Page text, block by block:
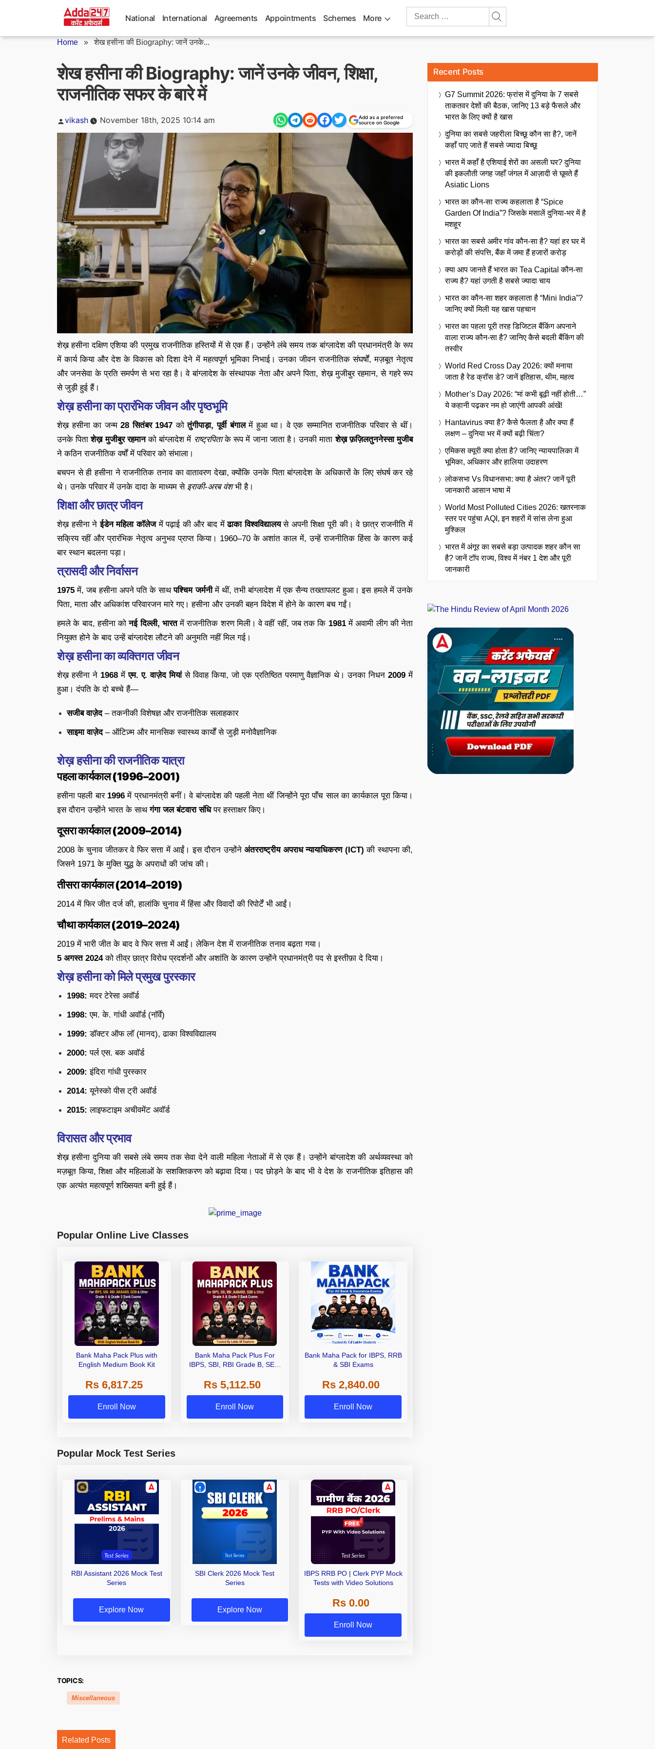
National International Agreements Appointments Schemes More
Search
Home »शेख हसीना की Biography: जानें उनके...
शेख हसीना की Biography: जानें उनके जीवन, शिक्षा,
राजनीतिक सफर के बारे में
Posted
vikash November 18th, 2025 10:14 am
Add as a preferred
source on Google
शेख़ हसीना दक्षिण एशिया की प्रमुख राजनीतिक हस्तियों में से एक हैं। उन्होंने लंबे समय तक बांग्लादेश की प्रधानमंत्री के रूप
में कार्य किया और देश के विकास को दिशा देने में महत्वपूर्ण भूमिका निभाई। उनका जीवन राजनीतिक संघर्षों, मज़बूत नेतृत्व
और जनसेवा के प्रति समर्पण से भरा रहा है। वे बांग्लादेश के संस्थापक नेता और अपने पिता, शेख़ मुजीबुर रहमान, से गहरे रूप
से जुड़ी हुई हैं।
शेख़ हसीना का प्रारंभिक जीवन और पृष्ठभूमि
शेख़ हसीना का जन्म28 सितंबर 1947 कोतुंगीपाड़ा, पूर्वी बंगालमें हुआ था। वे एक सम्मानित राजनीतिक परिवार से थीं।
उनके पिताशेख़ मुजीबुर रहमानको बांग्लादेश में राष्ट्रपिताके रूप में जाना जाता है। उनकी माताशेख़ फ़ज़िलतुननेस्सा मुजीब
ने कठिन राजनीतिक वर्षों में परिवार को संभाला।
बचपन से ही हसीना ने राजनीतिक तनाव का वातावरण देखा, क्योंकि उनके पिता बांग्लादेश के अधिकारों के लिए संघर्ष कर रहे
थे। उनके परिवार में उनके दादा के माध्यम से इराकी-अरब वंशभी है।
शिक्षा और छात्र जीवन
शेख़ हसीना नेईडेन महिला कॉलेजमें पढ़ाई की और बाद मेंढाका विश्वविद्यालयसे अपनी शिक्षा पूरी की। वे छात्र राजनीति में
सक्रिय रहीं और प्रारंभिक नेतृत्व अनुभव प्राप्त किया। 1960–70 के अशांत काल में, उन्हें राजनीतिक हिंसा के कारण कई
बार स्थान बदलना पड़ा।
त्रासदी और निर्वासन
1975 में, जब हसीना अपने पति के साथपश्चिम जर्मनीमें थीं, तभी बांग्लादेश में एक सैन्य तख्तापलट हुआ। इस हमले में उनके
पिता, माता और अधिकांश परिवारजन मारे गए। हसीना और उनकी बहन विदेश में होने के कारण बच गईं।
हमले के बाद, हसीना कोनई दिल्ली, भारतमें राजनीतिक शरण मिली। वे वहीं रहीं, जब तक कि 1981में अवामी लीग की नेता
नियुक्त होने के बाद उन्हें बांग्लादेश लौटने की अनुमति नहीं मिल गई।
शेख़ हसीना का व्यक्तिगत जीवन
शेख़ हसीना ने 1968 मेंएम. ए. वाज़ेद मियांसे विवाह किया, जो एक प्रतिष्ठित परमाणु वैज्ञानिक थे। उनका निधन 2009 में
हुआ। दंपति के दो बच्चे हैं—
सजीब वाज़ेद– तकनीकी विशेषज्ञ और राजनीतिक सलाहकार
साइमा वाज़ेद– ऑटिज़्म और मानसिक स्वास्थ्य कार्यों से जुड़ी मनोवैज्ञानिक
शेख़ हसीना की राजनीतिक यात्रा
पहला कार्यकाल (1996–2001)
हसीना पहली बार 1996 में प्रधानमंत्री बनीं। वे बांग्लादेश की पहली नेता थीं जिन्होंने पूरा पाँच साल का कार्यकाल पूरा किया।
इस दौरान उन्होंने भारत के साथगंगा जल बंटवारा संधिपर हस्ताक्षर किए।
दूसरा कार्यकाल (2009–2014)
2008 के चुनाव जीतकर वे फिर सत्ता में आईं। इस दौरान उन्होंने अंतरराष्ट्रीय अपराध न्यायाधिकरण (ICT) की स्थापना की,
जिसने 1971 के मुक्ति युद्ध के अपराधों की जांच की।
तीसरा कार्यकाल (2014–2019)
2014 में फिर जीत दर्ज की, हालांकि चुनाव में हिंसा और विवादों की रिपोर्टें भी आईं।
चौथा कार्यकाल (2019–2024)
2019 में भारी जीत के बाद वे फिर सत्ता में आईं। लेकिन देश में राजनीतिक तनाव बढ़ता गया।
5 अगस्त 2024को तीव्र छात्र विरोध प्रदर्शनों और अशांति के कारण उन्होंने प्रधानमंत्री पद से इस्तीफ़ा दे दिया।
शेख़ हसीना को मिले प्रमुख पुरस्कार
1998: मदर टेरेसा अवॉर्ड
1998: एम. के. गांधी अवॉर्ड (नॉर्वे)
1999: डॉक्टर ऑफ लॉ (मानद), ढाका विश्वविद्यालय
2000: पर्ल एस. बक अवॉर्ड
2009: इंदिरा गांधी पुरस्कार
2014: यूनेस्को पीस ट्री अवॉर्ड
2015: लाइफटाइम अचीवमेंट अवॉर्ड
विरासत और प्रभाव
शेख़ हसीना दुनिया की सबसे लंबे समय तक सेवा देने वाली महिला नेताओं में से एक हैं। उन्होंने बांग्लादेश की अर्थव्यवस्था को
मज़बूत किया, शिक्षा और महिलाओं के सशक्तिकरण को बढ़ावा दिया। पद छोड़ने के बाद भी वे देश के राजनीतिक इतिहास की
एक अत्यंत महत्वपूर्ण शख्सियत बनी हुई हैं।
Popular Online Live Classes
Bank Maha Pack Plus with
English Medium Book Kit
Rs 6,817.25
Enroll Now
Bank Maha Pack Plus For
IBPS, SBI, RBI Grade B, SEBI
Other Grade A & Grade B Bank
Exams
Rs 5,112.50
Enroll Now
Bank Maha Pack for IBPS, RRB
& SBI Exams
Rs 2,840.00
Enroll Now
Popular Mock Test Series
RBI Assistant 2026 Mock Test
Series
Explore Now
SBI Clerk 2026 Mock Test
Series
Explore Now
IBPS RRB PO | Clerk PYP Mock
Tests with Video Solutions
Rs 0.00
Enroll Now
TOPICS:
Miscellaneous
Related Posts
Recent Posts
G7 Summit 2026: फ्रांस में दुनिया के 7 सबसे
ताकतवर देशों की बैठक, जानिए 13 बड़े फैसले और
भारत के लिए क्यों है खास
दुनिया का सबसे जहरीला बिच्छू कौन सा है?, जानें
कहाँ पाए जाते हैं सबसे ज्यादा बिच्छू
भारत में कहाँ है एशियाई शेरों का असली घर? दुनिया
की इकलौती जगह जहाँ जंगल में आज़ादी से घूमते हैं
Asiatic Lions
भारत का कौन-सा राज्य कहलाता है “Spice
Garden Of India”? जिसके मसालें दुनिया-भर में है
मशहूर
भारत का सबसे अमीर गांव कौन-सा है? यहां हर घर में
करोड़ों की संपत्ति, बैंक में जमा हैं हजारों करोड़
क्या आप जानते हैं भारत का Tea Capital कौन-सा
राज्य है? यहां उगती है सबसे ज्यादा चाय
भारत का कौन-सा शहर कहलाता है “Mini India”?
जानिए क्यों मिली यह खास पहचान
भारत का पहला पूरी तरह डिजिटल बैंकिंग अपनाने
वाला राज्य कौन-सा है? जानिए कैसे बदली बैंकिंग की
तस्वीर
World Red Cross Day 2026: क्यों मनाया
जाता है रेड क्रॉस डे? जानें इतिहास, थीम, महत्व
Mother’s Day 2026: “मां कभी बूढ़ी नहीं होती…”
ये कहानी पढ़कर नम हो जाएंगी आपकी आंखें!
Hantavirus क्या है? कैसे फैलता है और क्या हैं
लक्षण – दुनिया भर में क्यों बढ़ी चिंता?
एमिकस क्यूरी क्या होता है? जानिए न्यायपालिका में
भूमिका, अधिकार और हालिया उदाहरण
लोकसभा Vs विधानसभा: क्या है अंतर? जानें पूरी
जानकारी आसान भाषा में
World Most Polluted Cities 2026: खतरनाक
स्तर पर पहुंचा AQI, इन शहरों में सांस लेना हुआ
मुश्किल
भारत में अंगूर का सबसे बड़ा उत्पादक शहर कौन सा
है? जानें टॉप राज्य, विश्व में नंबर 1 देश और पूरी
जानकारी